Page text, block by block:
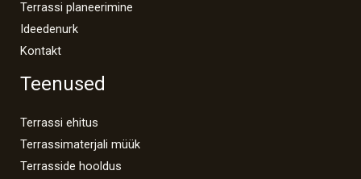
Terrassi planeerimine
Ideedenurk
Kontakt
Teenused
Terrassi ehitus
Terrassimaterjali müük
Terrasside hooldus